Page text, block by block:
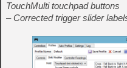
TouchMulti touchpad buttons
– Corrected trigger slider